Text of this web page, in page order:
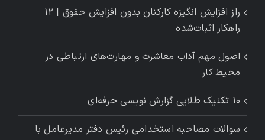
راز افزایش انگیزه کارکنان بدون افزایش حقوق | ۱۲
راهکار اثبات‌شده
اصول مهم آداب معاشرت و مهارت‌های ارتباطی در
محیط کار
۱۰ تکنیک طلایی گزارش ‌نویسی حرفه‌ای
سوالات مصاحبه استخدامی رئیس دفتر مدیرعامل با